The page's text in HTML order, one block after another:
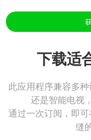
下载适
此应用程序兼容多
还是智能电视
通过一次订阅，即
缝